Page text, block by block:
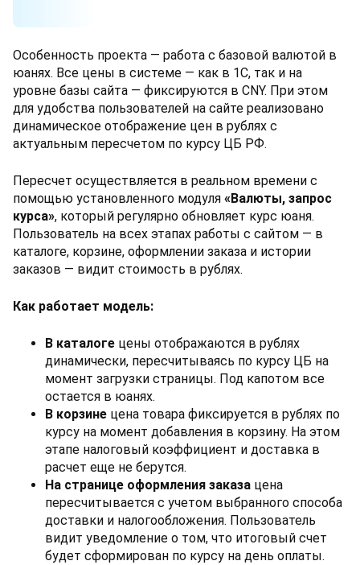
Особенность проекта — работа с базовой валютой в
юанях. Все цены в системе — как в 1С, так и на
уровне базы сайта — фиксируются в CNY. При этом
для удобства пользователей на сайте реализовано
динамическое отображение цен в рублях с
актуальным пересчетом по курсу ЦБ РФ.
Пересчет осуществляется в реальном времени с
помощью установленного модуля «Валюты, запрос
курса», который регулярно обновляет курс юаня.
Пользователь на всех этапах работы с сайтом — в
каталоге, корзине, оформлении заказа и истории
заказов — видит стоимость в рублях.
Как работает модель:
В каталоге цены отображаются в рублях
динамически, пересчитываясь по курсу ЦБ на
момент загрузки страницы. Под капотом все
остается в юанях.
В корзине цена товара фиксируется в рублях по
курсу на момент добавления в корзину. На этом
этапе налоговый коэффициент и доставка в
расчет еще не берутся.
На странице оформления заказа цена
пересчитывается с учетом выбранного способа
доставки и налогообложения. Пользователь
видит уведомление о том, что итоговый счет
будет сформирован по курсу на день оплаты.